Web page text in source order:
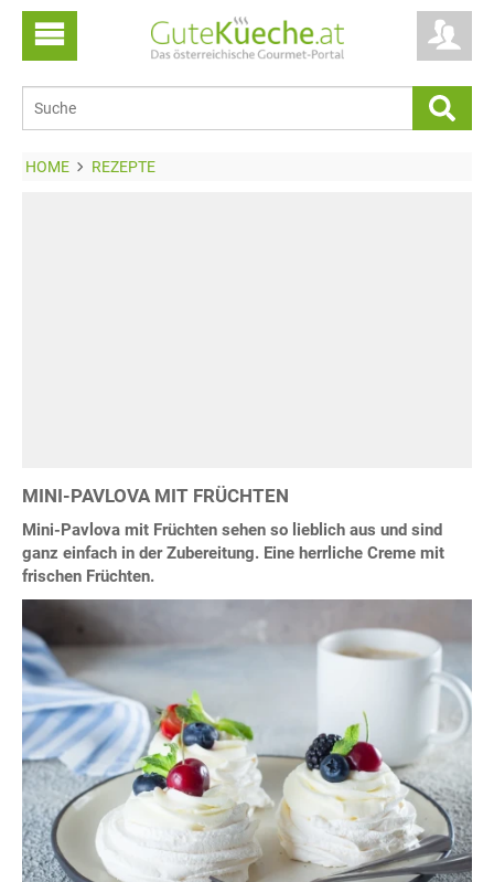
HOME REZEPTE
MINI-PAVLOVA MIT FRÜCHTEN
Mini-Pavlova mit Früchten sehen so lieblich aus und sind
ganz einfach in der Zubereitung. Eine herrliche Creme mit
frischen Früchten.